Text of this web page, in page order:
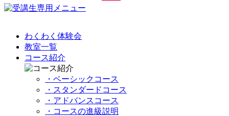
わくわく体験会
教室一覧
コース紹介
・ベーシックコース
・スタンダードコース
・アドバンスコース
・コースの進級説明